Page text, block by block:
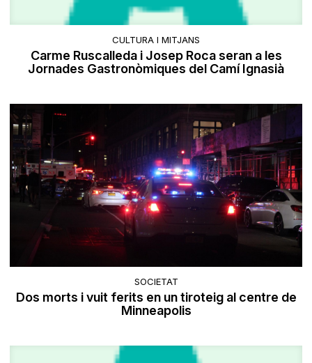
CULTURA I MITJANS
Carme Ruscalleda i Josep Roca seran a les
Jornades Gastronòmiques del Camí Ignasià
SOCIETAT
Dos morts i vuit ferits en un tiroteig al centre de
Minneapolis